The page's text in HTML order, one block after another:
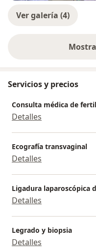
Ver galería (4)
Servicios y precios
Consulta médica de
Detalles
Ecografía transvaginal
Detalles
Ligadura laparoscópica
Detalles
Legrado y biopsia
Detalles